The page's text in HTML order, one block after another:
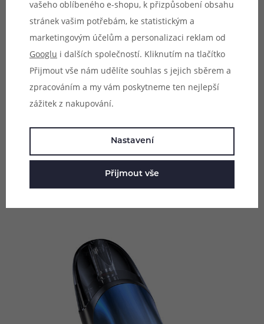
Velká kapacita baterie
Uvnitř kapesního těla se nachází integrovaná baterie se
solidní kapacitou 800 mAh pro dlouhé hodiny
nerušeného vapování bez nutnosti dobíjení. U zařízení
nesmí chybět prvotřídní elektronika s řadou
bezpečnostních prvků pro baterii a pro bezpečný a
pohodový provoz celého zařízení.
vašeho oblíbeného e-shopu, k přizpůsobení obsahu
stránek vašim potřebám, ke statistickým a
marketingovým účelům a personalizaci reklam od
Googlu i dalších společností. Kliknutím na tlačítko
Přijmout vše nám udělíte souhlas s jejich sběrem a
zpracováním a my vám poskytneme ten nejlepší
zážitek z nakupování.
Nastavení
Přijmout vše